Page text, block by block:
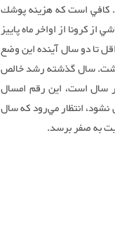
كافي است كه هزينه پوشك
كرونا از اواخر ماه پاييز
تا دو سال آينده اين وضع
گشت. سال گذشته رشد خالص
يك درصد در سال است، اين رقم امسال
حل نشود، انتظار مي‌رود كه سال